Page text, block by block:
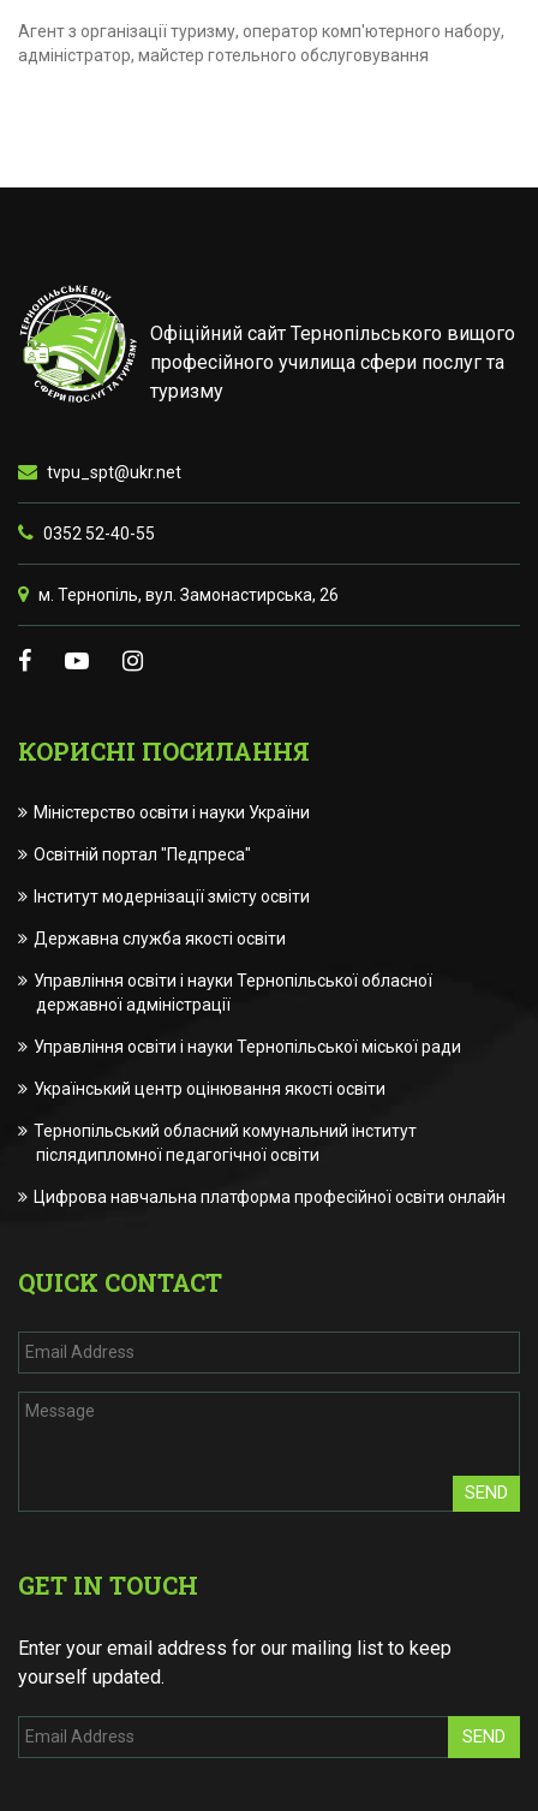
Агент з організації туризму, оператор комп'ютерного набору,
адміністратор, майстер готельного обслуговування
Офіційний сайт Тернопільського вищого
професійного училища сфери послуг та
туризму
tvpu_spt@ukr.net
0352 52-40-55
м. Тернопіль, вул. Замонастирська, 26
КОРИСНІ ПОСИЛАННЯ
Міністерство освіти і науки України
Освітній портал "Педпреса"
Інститут модернізації змісту освіти
Державна служба якості освіти
Управління освіти і науки Тернопільської обласної
державної адміністрації
Управління освіти і науки Тернопільської міської ради
Український центр оцінювання якості освіти
Тернопільський обласний комунальний інститут
післядипломної педагогічної освіти
Цифрова навчальна платформа професійної освіти онлайн
QUICK CONTACT
SEND
GET IN TOUCH
Enter your email address for our mailing list to keep
yourself updated.
SEND